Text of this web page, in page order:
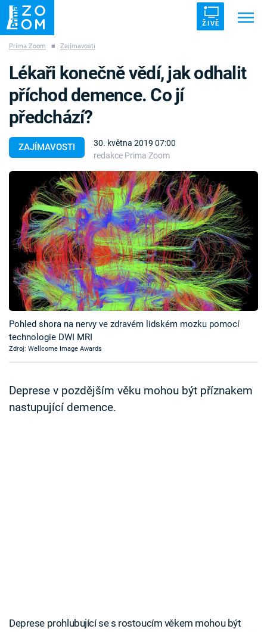
ŽIVĚ
ZÁHADY VETŘELCI DÁVNOVĚKU
Témata
Témata
Pořady
TV Program
Časopis
Sledujte prima+
Přihlášení
Sledujte nás
Prima Zoom ■ Zajímavosti
ZAJÍMAVOSTI
30. května 2019 07:00
redakce Prima Zoom
Lékaři konečně vědí, jak odhalit
příchod demence. Co jí
předchází?
Pohled shora na nervy ve zdravém lidském mozku pomocí
technologie DWI MRI
Zdroj: Wellcome Image Awards
Deprese v pozdějším věku mohou být příznakem
nastupující demence.
Deprese prohlubující se s rostoucím věkem mohou být